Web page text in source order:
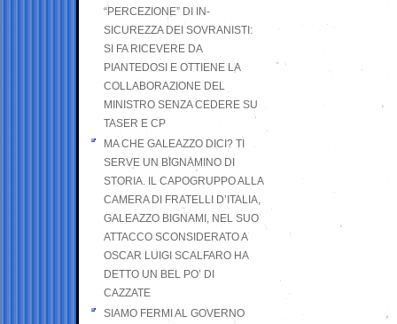
“PERCEZIONE” DI IN-
SICUREZZA DEI SOVRANISTI:
SI FA RICEVERE DA
PIANTEDOSI E OTTIENE LA
COLLABORAZIONE DEL
MINISTRO SENZA CEDERE SU
TASER E CP
MA CHE GALEAZZO DICI? TI
SERVE UN BIGNAMINO DI
STORIA. IL CAPOGRUPPO ALLA
CAMERA DI FRATELLI D’ITALIA,
GALEAZZO BIGNAMI, NEL SUO
ATTACCO SCONSIDERATO A
OSCAR LUIGI SCALFARO HA
DETTO UN BEL PO’ DI
CAZZATE
SIAMO FERMI AL GOVERNO